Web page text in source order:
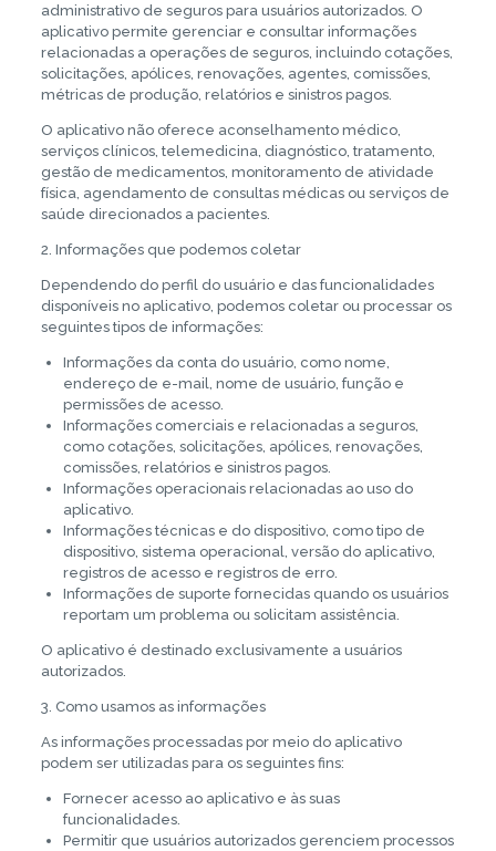
administrativo de seguros para usuários autorizados. O
aplicativo permite gerenciar e consultar informações
relacionadas a operações de seguros, incluindo cotações,
solicitações, apólices, renovações, agentes, comissões,
métricas de produção, relatórios e sinistros pagos.
O aplicativo não oferece aconselhamento médico,
serviços clínicos, telemedicina, diagnóstico, tratamento,
gestão de medicamentos, monitoramento de atividade
física, agendamento de consultas médicas ou serviços de
saúde direcionados a pacientes.
2. Informações que podemos coletar
Dependendo do perfil do usuário e das funcionalidades
disponíveis no aplicativo, podemos coletar ou processar os
seguintes tipos de informações:
Informações da conta do usuário, como nome,
endereço de e-mail, nome de usuário, função e
permissões de acesso.
Informações comerciais e relacionadas a seguros,
como cotações, solicitações, apólices, renovações,
comissões, relatórios e sinistros pagos.
Informações operacionais relacionadas ao uso do
aplicativo.
Informações técnicas e do dispositivo, como tipo de
dispositivo, sistema operacional, versão do aplicativo,
registros de acesso e registros de erro.
Informações de suporte fornecidas quando os usuários
reportam um problema ou solicitam assistência.
O aplicativo é destinado exclusivamente a usuários
autorizados.
3. Como usamos as informações
As informações processadas por meio do aplicativo
podem ser utilizadas para os seguintes fins:
Fornecer acesso ao aplicativo e às suas
funcionalidades.
Permitir que usuários autorizados gerenciem processos